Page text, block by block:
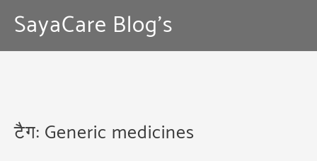
SayaCare Blog's
टैग: Generic medicines